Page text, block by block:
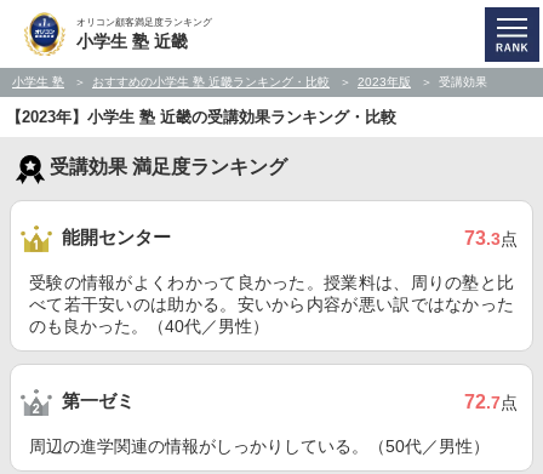
オリコン顧客満足度ランキング
小学生 塾 近畿
小学生 塾 おすすめの小学生 塾 近畿ランキング・比較 2023年版 受講効果
【2023年】小学生 塾 近畿の受講効果ランキング・比較
受講効果 満足度ランキング
能開センター 73.3点
受験の情報がよくわかって良かった。授業料は、周りの塾と比
べて若干安いのは助かる。安いから内容が悪い訳ではなかった
のも良かった。（40代／男性）
第一ゼミ 72.7点
周辺の進学関連の情報がしっかりしている。（50代／男性）